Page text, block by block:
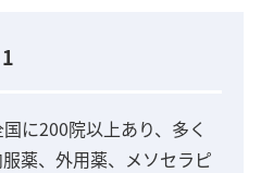
に200院以上あり、多く
薬、外用薬、メソセラピ